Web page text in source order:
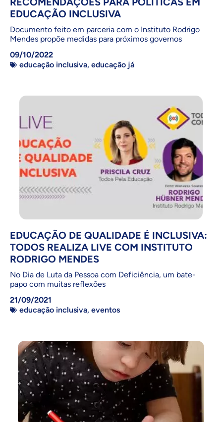
EDUCAÇÃO INCLUSIVA
Documento feito em parceria com o Instituto Rodrigo
Mendes propõe medidas para próximos governos
09/10/2022
educação inclusiva, educação já
EDUCAÇÃO DE QUALIDADE É INCLUSIVA:
TODOS REALIZA LIVE COM INSTITUTO
RODRIGO MENDES
No Dia de Luta da Pessoa com Deficiência, um bate-
papo com muitas reflexões
21/09/2021
educação inclusiva, eventos